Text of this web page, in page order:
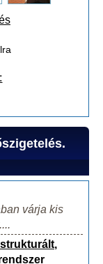
várja kis